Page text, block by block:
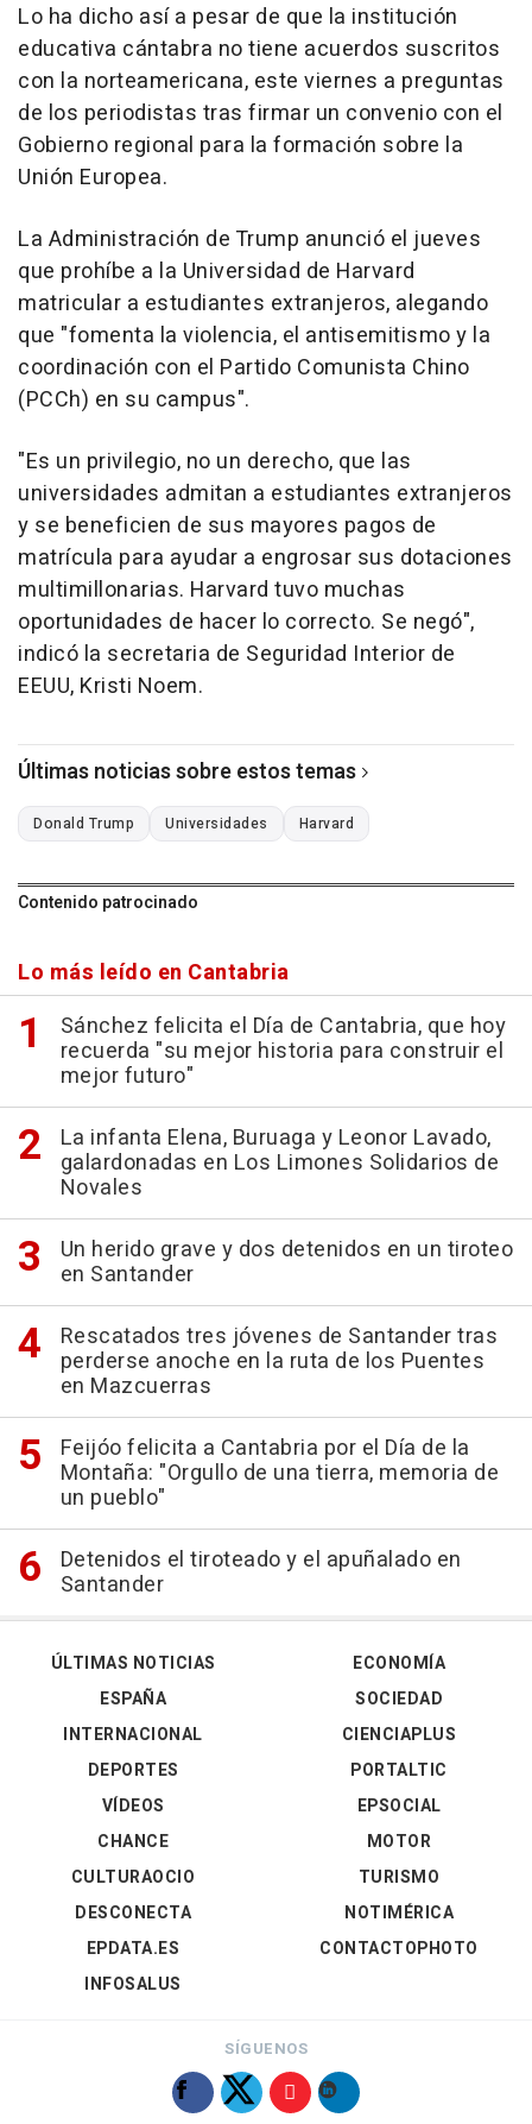
Lo ha dicho así a pesar de que la institución
educativa cántabra no tiene acuerdos suscritos
con la norteamericana, este viernes a preguntas
de los periodistas tras firmar un convenio con el
Gobierno regional para la formación sobre la
Unión Europea.
La Administración de Trump anunció el jueves
que prohíbe a la Universidad de Harvard
matricular a estudiantes extranjeros, alegando
que "fomenta la violencia, el antisemitismo y la
coordinación con el Partido Comunista Chino
(PCCh) en su campus".
"Es un privilegio, no un derecho, que las
universidades admitan a estudiantes extranjeros
y se beneficien de sus mayores pagos de
matrícula para ayudar a engrosar sus dotaciones
multimillonarias. Harvard tuvo muchas
oportunidades de hacer lo correcto. Se negó",
indicó la secretaria de Seguridad Interior de
EEUU, Kristi Noem.
Últimas noticias sobre estos temas
Donald Trump Universidades Harvard
Contenido patrocinado
Lo más leído en Cantabria
Sánchez felicita el Día de Cantabria, que hoy
recuerda "su mejor historia para construir el
mejor futuro"
La infanta Elena, Buruaga y Leonor Lavado,
galardonadas en Los Limones Solidarios de
Novales
Un herido grave y dos detenidos en un tiroteo
en Santander
Rescatados tres jóvenes de Santander tras
perderse anoche en la ruta de los Puentes
en Mazcuerras
Feijóo felicita a Cantabria por el Día de la
Montaña: "Orgullo de una tierra, memoria de
un pueblo"
Detenidos el tiroteado y el apuñalado en
Santander
ÚLTIMAS NOTICIAS
ESPAÑA
INTERNACIONAL
DEPORTES
VÍDEOS
ECONOMÍA
SOCIEDAD
CIENCIAPLUS
PORTALTIC
EPSOCIAL
CHANCE
CULTURAOCIO
DESCONECTA
EPDATA.ES
INFOSALUS
MOTOR
TURISMO
NOTIMÉRICA
CONTACTOPHOTO
SÍGUENOS